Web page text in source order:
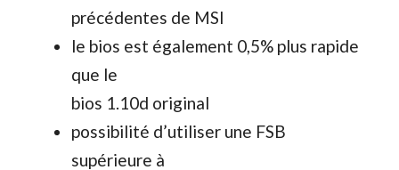
précédentes de MSI
le bios est également 0,5% plus rapide
que le
bios 1.10d original
possibilité d’utiliser une FSB
supérieure à